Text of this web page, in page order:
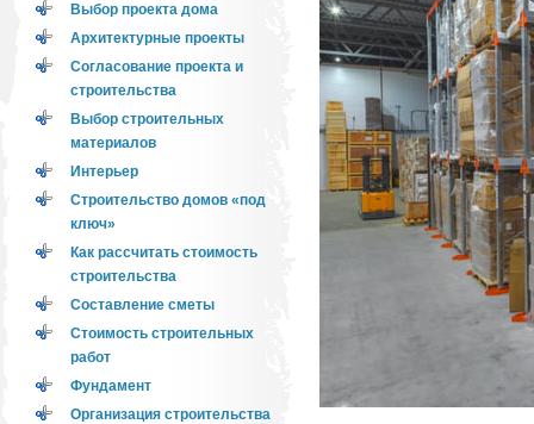
Выбор проекта дома
Архитектурные проекты
Согласование проекта и
строительства
Выбор строительных
материалов
Интерьер
Строительство домов «под
ключ»
Как рассчитать стоимость
строительства
Составление сметы
Стоимость строительных
работ
Фундамент
Организация строительства